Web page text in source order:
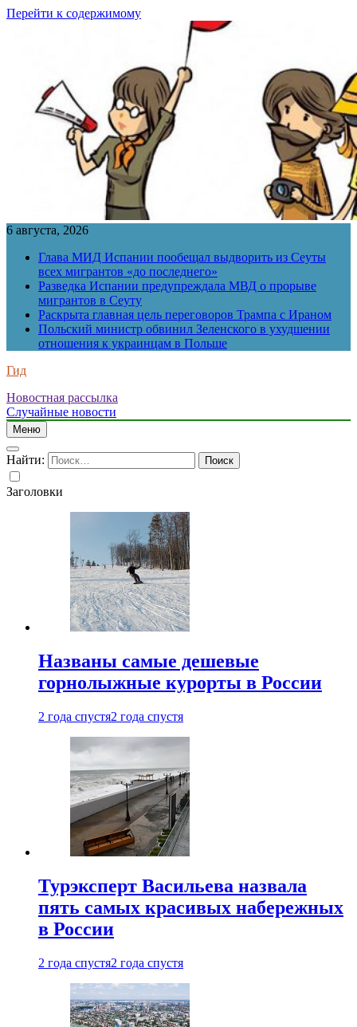
Перейти к содержимому
6 августа, 2026
Глава МИД Испании пообещал выдворить из Сеуты
всех мигрантов «до последнего»
Разведка Испании предупреждала МВД о прорыве
мигрантов в Сеуту
Раскрыта главная цель переговоров Трампа с Ираном
Польский министр обвинил Зеленского в ухудшении
отношения к украинцам в Польше
Гид
Новостная рассылка
Случайные новости
Меню
Найти:
Заголовки
Названы самые дешевые
горнолыжные курорты в России
2 года спустя2 года спустя
Турэксперт Васильева назвала
пять самых красивых набережных
в России
2 года спустя2 года спустя